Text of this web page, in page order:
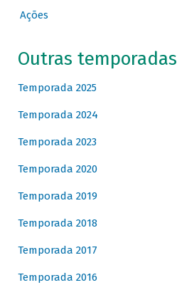
Ações
Outras temporadas
Temporada 2025
Temporada 2024
Temporada 2023
Temporada 2020
Temporada 2019
Temporada 2018
Temporada 2017
Temporada 2016